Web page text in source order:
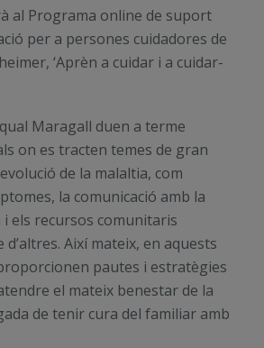
al Programa online de suport
per a persones cuidadores de
‘Aprèn a cuidar i a cuidar-
Maragall duen a terme
on es tracten temes de gran
de la malaltia, com
la comunicació amb la
els recursos comunitaris
Així mateix, en aquests
pautes i estratègies
el mateix benestar de la
de tenir cura del familiar amb